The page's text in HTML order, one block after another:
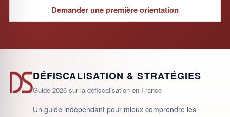
Demander une première orientation
DÉFISCALISATION & STRATÉGIES
Guide 2026 sur la défiscalisation en France
Un guide indépendant pour mieux comprendre les